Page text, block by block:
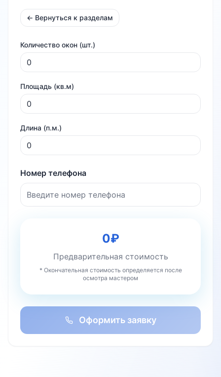
← Вернуться к разделам
Количество окон (шт.)
Площадь (кв.м)
Длина (п.м.)
Номер телефона
0₽
Предварительная стоимость
* Окончательная стоимость определяется после
осмотра мастером
Оформить заявку